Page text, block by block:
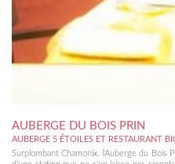
AUBERGE DU BOIS PRIN
AUBERGE 5 ÉTOILES ET
Surplombant Chamonix, l'Auberge du Bois